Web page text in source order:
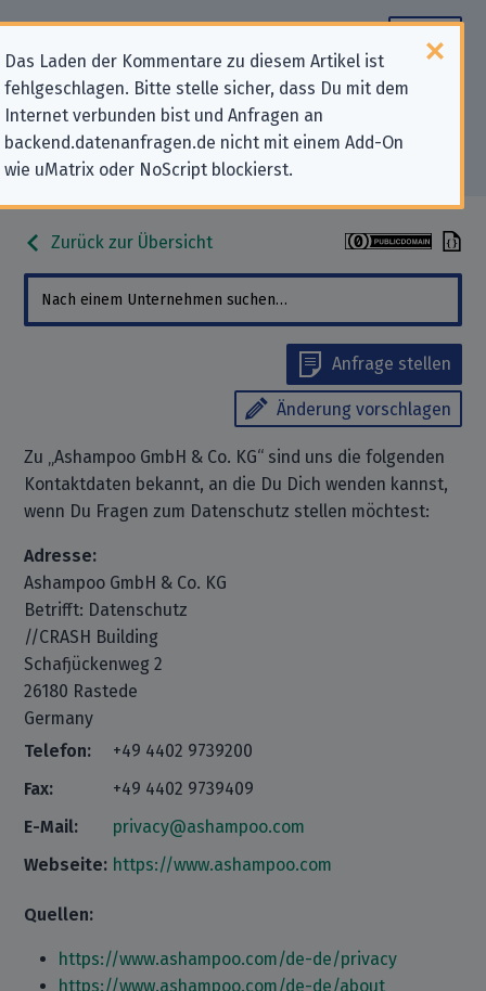
Das Laden der Kommentare zu diesem Artikel ist
fehlgeschlagen. Bitte stelle sicher, dass Du mit dem
Internet verbunden bist und Anfragen an
backend.datenanfragen.de nicht mit einem Add-On
wie uMatrix oder NoScript blockierst.
Datenschutz-Kontaktdaten für
„Ashampoo GmbH & Co. KG“
Zurück zur Übersicht
Anfrage stellen
Änderung vorschlagen
Zu „Ashampoo GmbH & Co. KG“ sind uns die folgenden
Kontaktdaten bekannt, an die Du Dich wenden kannst,
wenn Du Fragen zum Datenschutz stellen möchtest:
Adresse:
Ashampoo GmbH & Co. KG
Betrifft: Datenschutz
//CRASH Building
Schafjückenweg 2
26180 Rastede
Germany
Telefon:
+49 4402 9739200
Fax:
+49 4402 9739409
E-Mail:
privacy@ashampoo.com
Webseite: https://www.ashampoo.com
Quellen:
https://www.ashampoo.com/de-de/privacy
https://www.ashampoo.com/de-de/about